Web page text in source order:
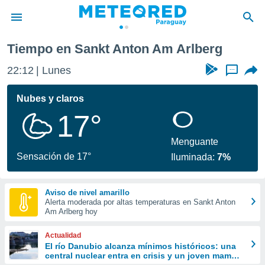
de
ha
calidad.
a este
las
y
forma
digital
basada
Tiempo en Sankt Anton Am Arlberg
22:12 Lunes ...
Nubes y claros
17°
Sensación de 17°
Menguante
Iluminada:7%
Aviso de nivel amarillo
Alerta moderada por altas temperaturas en Sankt Anton
Am Arlberg hoy
Actualidad
El río Danubio alcanza mínimos históricos: una
central nuclear entra en crisis y un joven mamut